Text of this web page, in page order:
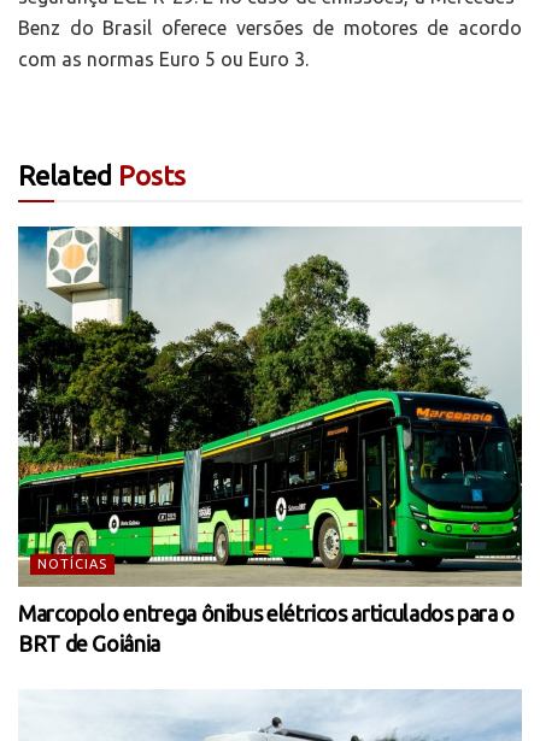
Benz do Brasil oferece versões de motores de acordo
com as normas Euro 5 ou Euro 3.
Related Posts
NOTÍCIAS
Marcopolo entrega ônibus elétricos articulados para o
BRT de Goiânia